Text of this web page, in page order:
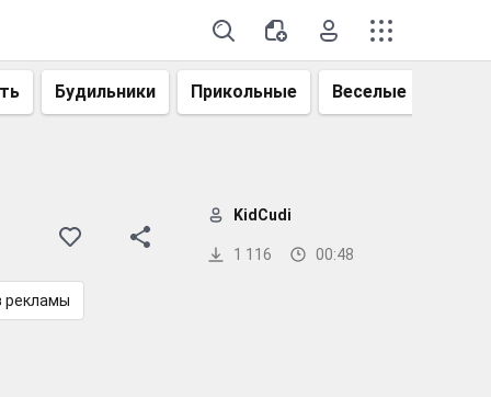
Будильники Прикольные Веселые
1 116 00:48
KidCudi
рекламы